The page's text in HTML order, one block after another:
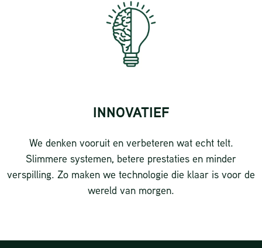
INNOVATIEF
We denken vooruit en verbeteren wat echt telt.
Slimmere systemen, betere prestaties en minder
verspilling. Zo maken we technologie die klaar is voor de
wereld van morgen.